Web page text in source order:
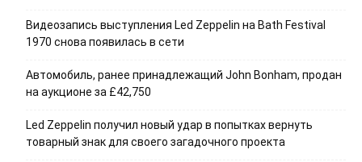
Видеозапись выступления Led Zeppelin на Bath Festival
1970 снова появилась в сети
Автомобиль, ранее принадлежащий John Bonham, продан
на аукционе за £42,750
Led Zeppelin получил новый удар в попытках вернуть
товарный знак для своего загадочного проекта